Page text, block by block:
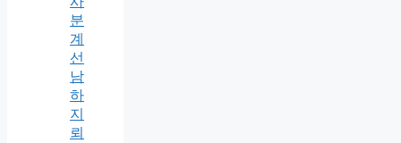
분
계
선
남
하
지
뢰